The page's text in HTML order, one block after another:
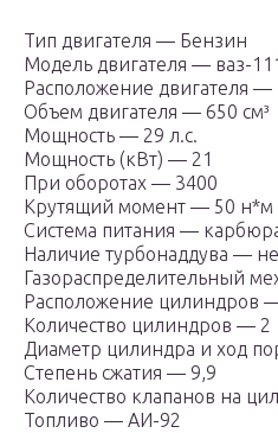
Тип двигателя — Бензин
Модель двигателя — ваз-
Расположение двигателя
Объем двигателя — 650 см³
Мощность — 29 л.с.
Мощность (кВт) — 21
При оборотах — 3400
Крутящий момент — 50 н*м
Система питания —
Наличие турбонаддува —
Газораспределительный
Расположение цилиндров
Количество цилиндров — 2
Диаметр цилиндра и ход
Степень сжатия — 9,9
Количество клапанов на
Топливо — АИ-92